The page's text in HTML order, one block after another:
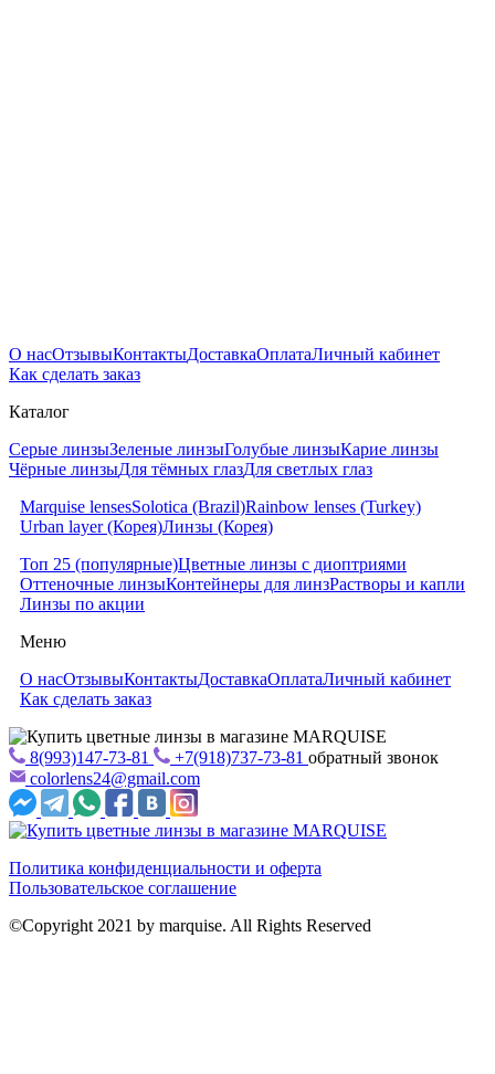
О насОтзывыКонтактыДоставкаОплатаЛичный кабинет
Как сделать заказ
Каталог
Серые линзыЗеленые линзыГолубые линзыКарие линзы
Чёрные линзыДля тёмных глазДля светлых глаз
Marquise lensesSolotica (Brazil)Rainbow lenses (Turkey)
Urban layer (Корея)Линзы (Корея)
Топ 25 (популярные)Цветные линзы с диоптриями
Оттеночные линзыКонтейнеры для линзРастворы и капли
Линзы по акции
Меню
О насОтзывыКонтактыДоставкаОплатаЛичный кабинет
Как сделать заказ
8(993)147-73-81 +7(918)737-73-81 обратный звонок
colorlens24@gmail.com
Политика конфиденциальности и оферта
Пользовательское соглашение
©Copyright 2021 by marquise. All Rights Reserved